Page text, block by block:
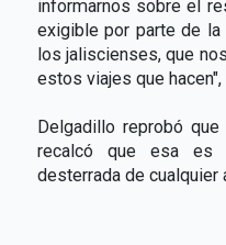
informarnos sobre el
exigible por parte de
los jaliscienses, que
estos viajes que
Delgadillo reprobó
recalcó que esa es
desterrada de cualquier